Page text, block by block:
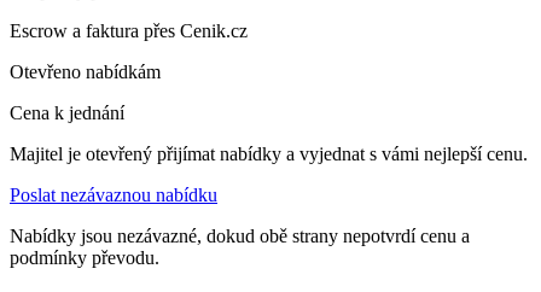
Escrow a faktura přes Cenik.cz
Otevřeno nabídkám
Cena k jednání
Majitel je otevřený přijímat nabídky a vyjednat s vámi nejlepší cenu.
Poslat nezávaznou nabídku
Nabídky jsou nezávazné, dokud obě strany nepotvrdí cenu a
podmínky převodu.